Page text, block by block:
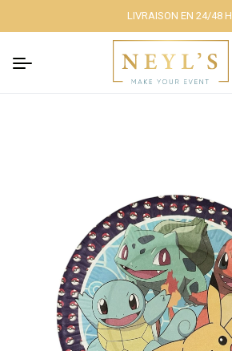
Décoration
lumineuse
Décoration à
thème
LIVRAISON EN 24/48 H